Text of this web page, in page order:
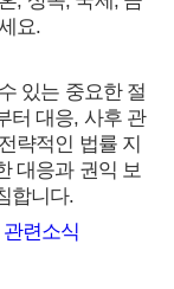
요.
있는 중요한 절
터 대응, 사후 관
략적인 법률 지
대응과 권익 보
합니다.
관련소식